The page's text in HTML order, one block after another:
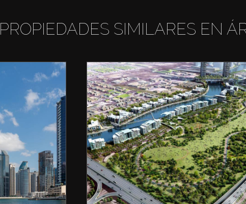
PROPIEDADES SIMILARES EN